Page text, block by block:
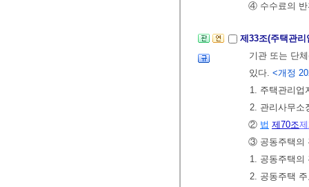
④ 수수료의 반
제33조(주택관
기관 또는 단
있다. <개정
1. 주택관리업
2. 관리사무소
② 법 제70조
③ 공동주택의
1. 공동주택의
2. 공동주택